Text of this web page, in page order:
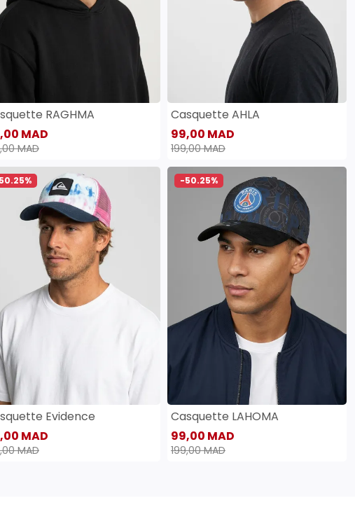
RAGHMA
MAD
MAD
Casquette AHLA
99,00 MAD
199,00 MAD
Evidence
MAD
MAD
-50.25%
Casquette LAHOMA
99,00 MAD
199,00 MAD